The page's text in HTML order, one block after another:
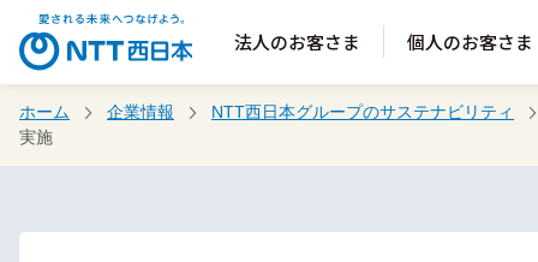
法人のお客さま 個人のお客さま
ホーム 企業情報
NTT西日本グループのサステナビリティ
実施